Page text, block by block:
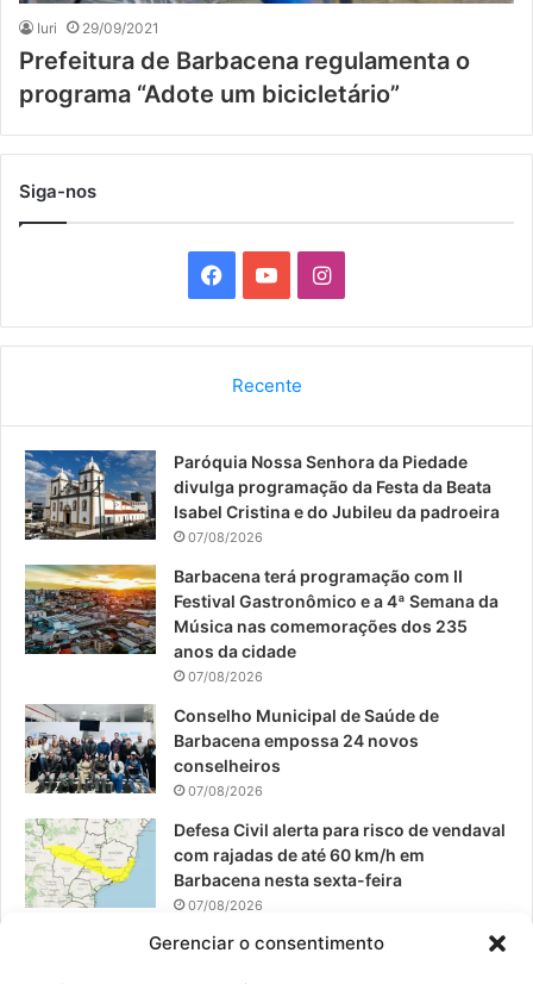
Gerenciar o consentimento
Iuri 29/09/2021
Prefeitura de Barbacena regulamenta o
programa “Adote um bicicletário”
Siga-nos
a
b
o
k
o
u
b
I
n
a
g
a
Recente
Paróquia Nossa Senhora da Piedade
divulga programação da Festa da Beata
Isabel Cristina e do Jubileu da padroeira
07/08/2026
Barbacena terá programação com II
Festival Gastronômico e a 4ª Semana da
Música nas comemorações dos 235
anos da cidade
07/08/2026
Conselho Municipal de Saúde de
Barbacena empossa 24 novos
conselheiros
07/08/2026
Defesa Civil alerta para risco de vendaval
com rajadas de até 60 km/h em
Barbacena nesta sexta-feira
07/08/2026
EPCAR tem a melhor nota do IDEB no